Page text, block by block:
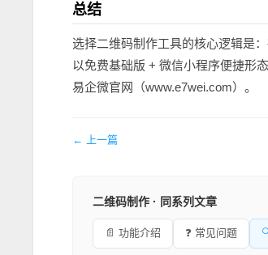
总结
选择二维码制作工具的核心逻辑是：
以免费基础版 + 微信小程序便捷形
易企微官网（www.e7wei.com）。
← 上一篇
二维码制作 · 同系列文章
📄 功能介绍 ❓ 常见问题